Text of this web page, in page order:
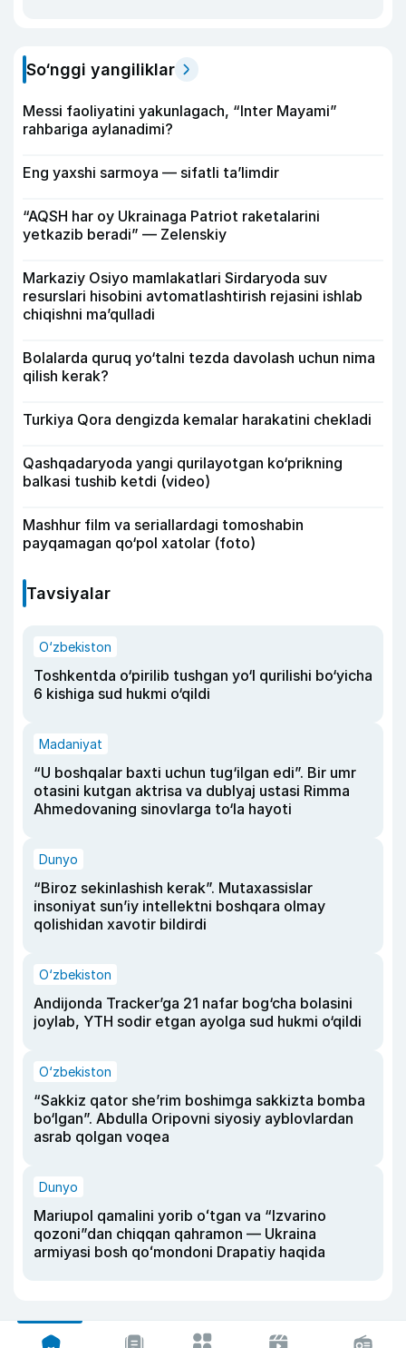
So‘nggi yangiliklar
Messi faoliyatini yakunlagach, “Inter Mayami”
rahbariga aylanadimi?
Eng yaxshi sarmoya — sifatli ta’limdir
“AQSH har oy Ukrainaga Patriot raketalarini
yetkazib beradi” — Zelenskiy
Markaziy Osiyo mamlakatlari Sirdaryoda suv
resurslari hisobini avtomatlashtirish rejasini ishlab
chiqishni ma’qulladi
Bolalarda quruq yo‘talni tezda davolash uchun nima
qilish kerak?
Turkiya Qora dengizda kemalar harakatini chekladi
Qashqadaryoda yangi qurilayotgan ko‘prikning
balkasi tushib ketdi (video)
Mashhur film va seriallardagi tomoshabin
payqamagan qo‘pol xatolar (foto)
Tavsiyalar
O‘zbekiston
Toshkentda o‘pirilib tushgan yo‘l qurilishi bo‘yicha
6 kishiga sud hukmi o‘qildi
Madaniyat
“U boshqalar baxti uchun tug‘ilgan edi”. Bir umr
otasini kutgan aktrisa va dublyaj ustasi Rimma
Ahmedovaning sinovlarga to‘la hayoti
Dunyo
“Biroz sekinlashish kerak”. Mutaxassislar
insoniyat sun’iy intellektni boshqara olmay
qolishidan xavotir bildirdi
O‘zbekiston
Andijonda Tracker’ga 21 nafar bog‘cha bolasini
joylab, YTH sodir etgan ayolga sud hukmi o‘qildi
O‘zbekiston
“Sakkiz qator she’rim boshimga sakkizta bomba
bo‘lgan”. Abdulla Oripovni siyosiy ayblovlardan
asrab qolgan voqea
Dunyo
Mariupol qamalini yorib oʻtgan va “Izvarino
qozoni”dan chiqqan qahramon — Ukraina
armiyasi bosh qoʻmondoni Drapatiy haqida